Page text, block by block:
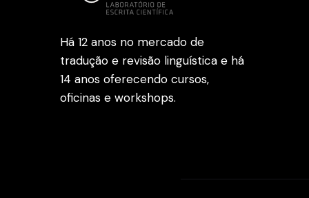
Há 12 anos no mercado de
tradução e revisão linguística e há
14 anos oferecendo cursos,
oficinas e workshops.